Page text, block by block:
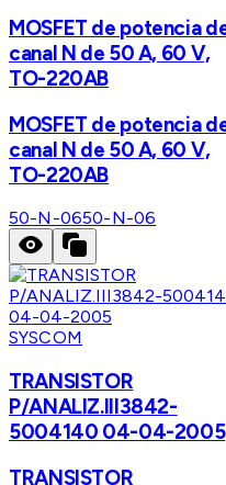
MOSFET de potencia
canal N de 50 A, 60 V,
TO-220AB
MOSFET de potencia
canal N de 50 A, 60 V,
TO-220AB
50-N-0650-N-06
SYSCOM
TRANSISTOR
P/ANALIZ.III3842-
5004140 04-04-2005
TRANSISTOR